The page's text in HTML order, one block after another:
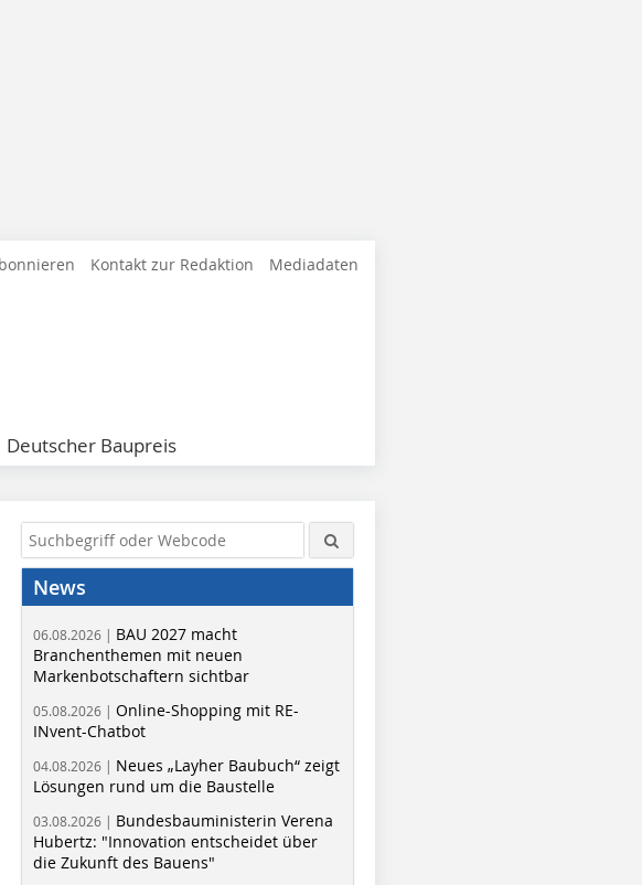
Kontakt zur Redaktion Mediadaten
Deutscher Baupreis
News
06.08.2026 | BAU 2027 macht
Branchenthemen mit neuen
Markenbotschaftern sichtbar
05.08.2026 | Online-Shopping mit RE-
INvent-Chatbot
04.08.2026 | Neues „Layher Baubuch“ zeigt
Lösungen rund um die Baustelle
03.08.2026 | Bundesbauministerin Verena
Hubertz: "Innovation entscheidet über
die Zukunft des Bauens"